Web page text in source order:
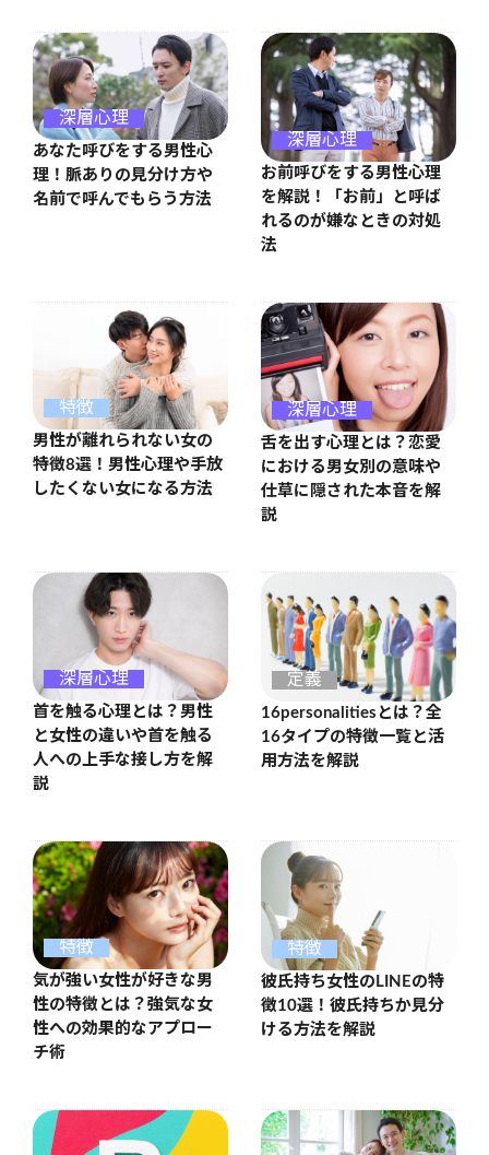
深層心理
あなた呼びをする男性心
理！脈ありの見分け方や
名前で呼んでもらう方法
深層心理
お前呼びをする男性心理
を解説！「お前」と呼ば
れるのが嫌なときの対処
法
特徴
男性が離れられない女の
特徴8選！男性心理や手放
したくない女になる方法
深層心理
舌を出す心理とは？恋愛
における男女別の意味や
仕草に隠された本音を解
説
深層心理
首を触る心理とは？男性
と女性の違いや首を触る
人への上手な接し方を解
説
定義
16personalitiesとは？全
16タイプの特徴一覧と活
用方法を解説
特徴
気が強い女性が好きな男
性の特徴とは？強気な女
性への効果的なアプロー
チ術
特徴
彼氏持ち女性のLINEの特
徴10選！彼氏持ちか見分
ける方法を解説